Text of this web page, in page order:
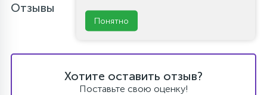
Отзывы
Хотите оставить отзыв?
Поставьте свою оценку!
Понятно